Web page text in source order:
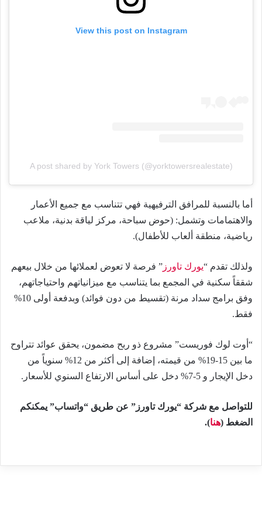
View this post on Instagram
A post shared by York Towers (@yorktowersrealestate)
أما بالنسبة للمرافق الترفيهية فهي تتناسب مع جميع الأعمار
والاهتمامات وتشمل: (حوض سباحة، مركز لياقة بدنية، ملاعب
رياضية، منطقة ألعاب للأطفال).
ولذلك تقدم “يورك تاورز ” فرصة لا تعوض لعملائها من خلال بيعهم
شققاً سكنية في المجمع بما يتناسب مع ميزانياتهم واحتياجاتهم،
وفق برامج سداد مرنة (تقسيط من دون فوائد) وبدفعة أولى 10%
فقط.
“أوت لوك فوريست” مشروع ذو ربح مضمون، يحقق عوائد تتراوح
ما بين 15-19% من قيمته، إضافة إلى أكثر من 12% سنوياً من
دخل الإيجار و 5-7% دخل على أساس الارتفاع السنوي للأسعار.
للتواصل مع شركة “يورك تاورز” عن طريق “واتساب” يمكنكم
الضغط (هنا).